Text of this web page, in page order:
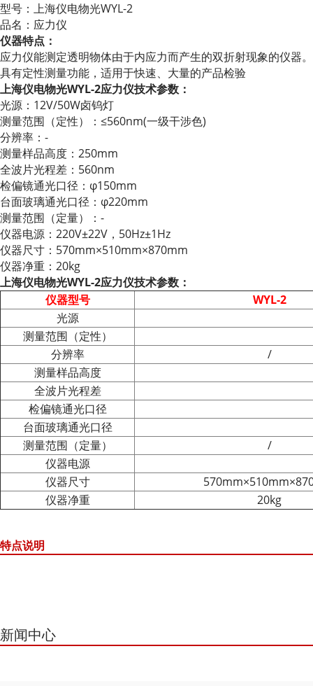
型号：上海仪电物光WYL-2
品名：应力仪
仪器特点：
应力仪能测定透明物体由于内应力而产生的双折射现象的仪器
具有定性测量功能，适用于快速、大量的产品检验
上海仪电物光WYL-2应力仪技术参数：
光源：12V/50W卤钨灯
测量范围（定性）：≤560nm(一级干涉色)
分辨率：-
测量样品高度：250mm
全波片光程差：560nm
检偏镜通光口径：φ150mm
台面玻璃通光口径：φ220mm
测量范围（定量）：-
仪器电源：220V±22V，50Hz±1Hz
仪器尺寸：570mm×510mm×870mm
仪器净重：20kg
上海仪电物光WYL-2应力仪技术参数：
仪器型号
WYL-2
光源
测量范围（定性）
分辨率
/
测量样品高度
全波片光程差
检偏镜通光口径
台面玻璃通光口径
测量范围（定量）
/
仪器电源
仪器尺寸
仪器净重
20kg
特点说明
新闻中心